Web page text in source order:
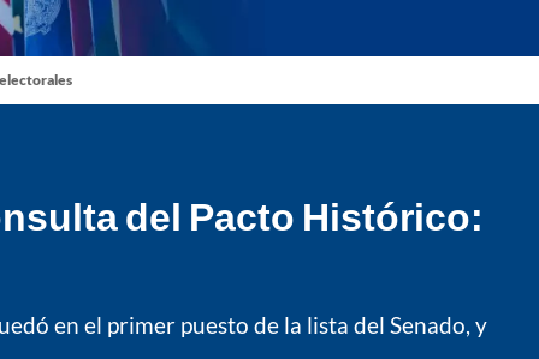
del Pacto Histórico:
en el primer puesto de la lista del Senado, y